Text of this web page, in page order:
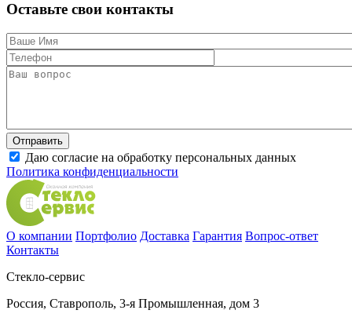
Оставьте свои контакты
Даю согласие на обработку персональных данных
Политика конфиденциальности
О компании Портфолио Доставка Гарантия Вопрос-ответ
Контакты
Стекло-сервис
Россия, Ставрополь, 3-я Промышленная, дом 3